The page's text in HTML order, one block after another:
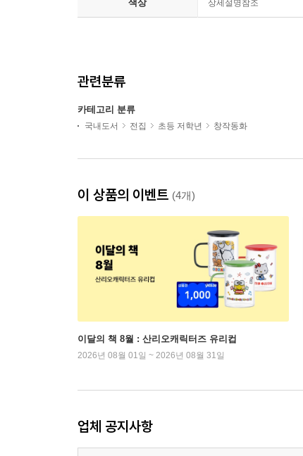
색상 상세설명참조
관련분류
카테고리 분류
국내도서 전집 초등 저학년 창작동화
이 상품의 이벤트 (4개)
이달의 책 8월 : 산리오캐릭터즈 유리컵
2026년 08월 01일 ~ 2026년 08월 31일
업체 공지사항